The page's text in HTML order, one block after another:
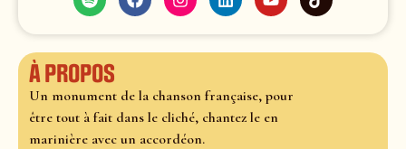
À propos
Un monument de la chanson française, pour
être tout à fait dans le cliché, chantez le en
marinière avec un accordéon.